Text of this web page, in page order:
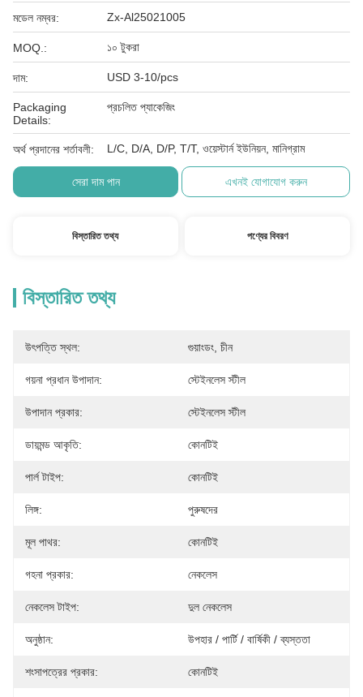
মডেল নম্বর: Zx-Al25021005
MOQ.: ১০ টুকরা
দাম: USD 3-10/pcs
Packaging
Details:
প্রচলিত প্যাকেজিং
অর্থ প্রদানের শর্তাবলী: L/C, D/A, D/P, T/T, ওয়েস্টার্ন ইউনিয়ন, মানিগ্রাম
সেরা দাম পান এখনই যোগাযোগ করুন
বিস্তারিত তথ্য পণ্যের বিবরণ
বিস্তারিত তথ্য
উৎপত্তি স্থল: গুয়াংডং, চীন
গয়না প্রধান উপাদান: স্টেইনলেস স্টীল
উপাদান প্রকার: স্টেইনলেস স্টীল
ডায়মন্ড আকৃতি: কোনটিই
পার্ল টাইপ: কোনটিই
লিঙ্গ: পুরুষদের
মূল পাথর: কোনটিই
গহনা প্রকার: নেকলেস
নেকলেস টাইপ: দুল নেকলেস
অনুষ্ঠান: উপহার / পার্টি / বার্ষিকী / ব্যস্ততা
শংসাপত্রের প্রকার: কোনটিই